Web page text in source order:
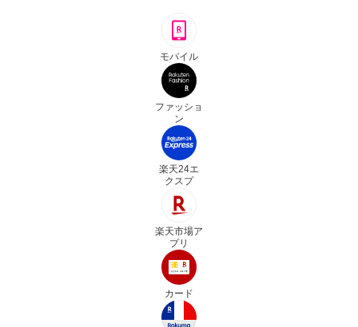
モバイル
ファッショ
ン
楽天24エ
クスプ
楽天市場ア
プリ
カード